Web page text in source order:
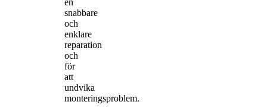
snabbare
och
enklare
reparation
och
för
att
undvika
monteringsproblem.